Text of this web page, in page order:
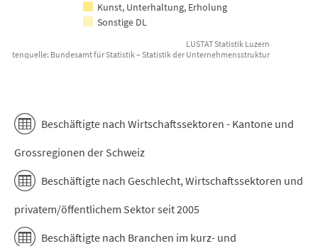
Kunst, Unterhaltung, Erholung
Sonstige DL
LUSTAT Statistik Luzern
Datenquelle: Bundesamt für Statistik – Statistik der Unternehmensstruktur
Beschäftigte nach Wirtschaftssektoren - Kantone und
Grossregionen der Schweiz
Beschäftigte nach Geschlecht, Wirtschaftssektoren und
privatem/öffentlichem Sektor seit 2005
Beschäftigte nach Branchen im kurz- und